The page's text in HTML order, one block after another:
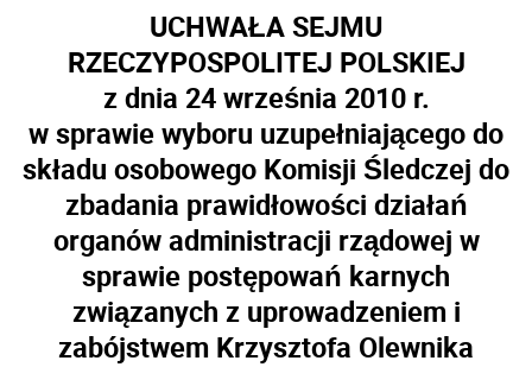
UCHWAŁA SEJMU
RZECZYPOSPOLITEJ POLSKIEJ
z dnia 24 września 2010 r.
w sprawie wyboru uzupełniającego do
składu osobowego Komisji Śledczej do
zbadania prawidłowości działań
organów administracji rządowej w
sprawie postępowań karnych
związanych z uprowadzeniem i
zabójstwem Krzysztofa Olewnika